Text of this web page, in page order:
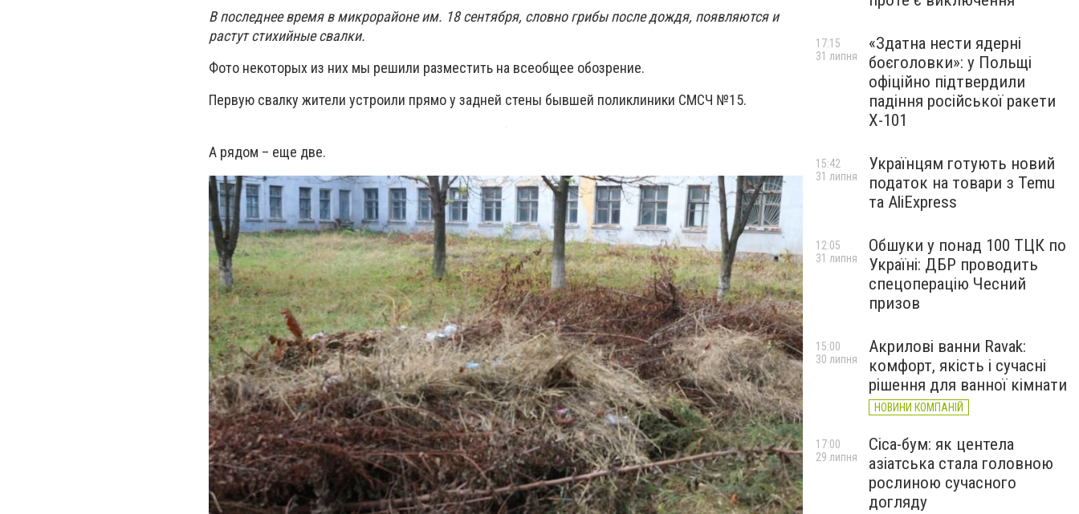
В последнее время в микрорайоне им. 18 сентября, словно грибы после дождя, появляются и
растут стихийные свалки.
Фото некоторых из них мы решили разместить на всеобщее обозрение.
Первую свалку жители устроили прямо у задней стены бывшей поликлиники СМСЧ №15.
А рядом – еще две.
«Здатна нести ядерні
боєголовки»: у Польщі
офіційно підтвердили
падіння російської ракети
Х-101
17:15
31 липня
Українцям готують новий
податок на товари з Temu
та AliExpress
15:42
31 липня
Обшуки у понад 100 ТЦК по
Україні: ДБР проводить
спецоперацію Чесний
призов
12:05
31 липня
Акрилові ванни Ravak:
комфорт, якість і сучасні
рішення для ванної кімнати
НОВИНИ КОМПАНІЙ
15:00
30 липня
Cica-бум: як центела
азіатська стала головною
рослиною сучасного
догляду
17:00
29 липня